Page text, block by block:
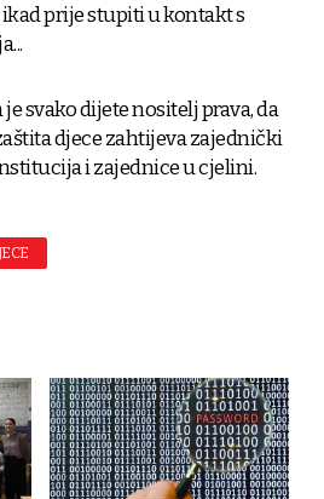
prije stupiti u kontakt s
svako dijete nositelj prava, da
djece zahtijeva zajednički
i zajednice u cjelini.